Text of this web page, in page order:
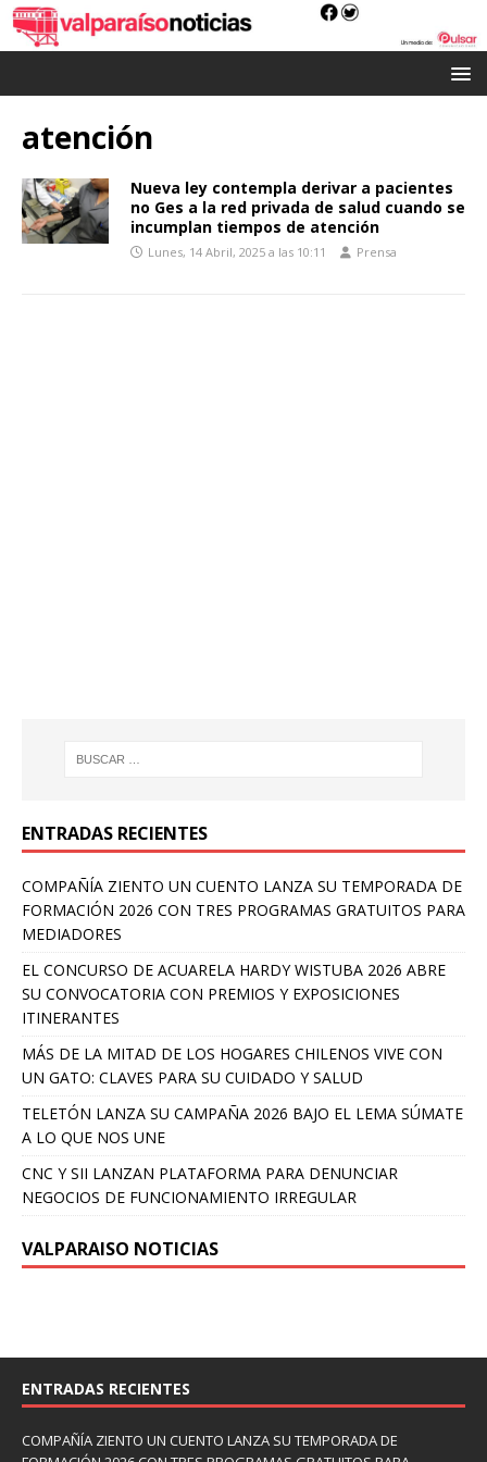
atención
Nueva ley contempla derivar a pacientes
no Ges a la red privada de salud cuando se
incumplan tiempos de atención
Lunes, 14 Abril, 2025 a las 10:11 Prensa
ENTRADAS RECIENTES
COMPAÑÍA ZIENTO UN CUENTO LANZA SU TEMPORADA DE
FORMACIÓN 2026 CON TRES PROGRAMAS GRATUITOS PARA
MEDIADORES
EL CONCURSO DE ACUARELA HARDY WISTUBA 2026 ABRE
SU CONVOCATORIA CON PREMIOS Y EXPOSICIONES
ITINERANTES
MÁS DE LA MITAD DE LOS HOGARES CHILENOS VIVE CON
UN GATO: CLAVES PARA SU CUIDADO Y SALUD
TELETÓN LANZA SU CAMPAÑA 2026 BAJO EL LEMA SÚMATE
A LO QUE NOS UNE
CNC Y SII LANZAN PLATAFORMA PARA DENUNCIAR
NEGOCIOS DE FUNCIONAMIENTO IRREGULAR
VALPARAISO NOTICIAS
ENTRADAS RECIENTES
COMPAÑÍA ZIENTO UN CUENTO LANZA SU TEMPORADA DE